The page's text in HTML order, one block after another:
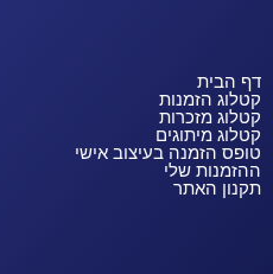
דף הבית
קטלוג הזמנות
קטלוג מזכרות
קטלוג מיתוגים
טופס הזמנה בעיצוב אישי
ההזמנות שלי
תקנון האתר